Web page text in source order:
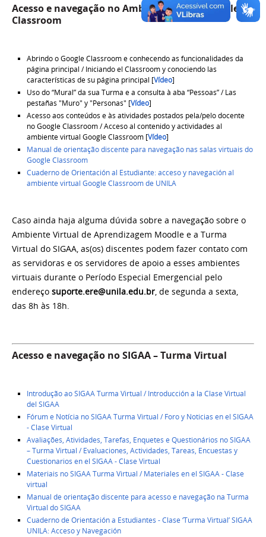
Acesso e navegação no Ambiente Virtual Google
Classroom
Abrindo o Google Classroom e conhecendo as funcionalidades da
página principal / Iniciando el Classroom y conociendo las
características de su página principal [Vídeo]
Uso do “Mural” da sua Turma e a consulta à aba “Pessoas” / Las
pestañas "Muro" y "Personas" [Vídeo]
Acesso aos conteúdos e às atividades postados pela/pelo docente
no Google Classroom / Acceso al contenido y actividades al
ambiente virtual Google Classroom [Vídeo]
Manual de orientação discente para navegação nas salas virtuais do
Google Classroom
Cuaderno de Orientación al Estudiante: acceso y navegación al
ambiente virtual Google Classroom de UNILA
Caso ainda haja alguma dúvida sobre a navegação sobre o
Ambiente Virtual de Aprendizagem Moodle e a Turma
Virtual do SIGAA, as(os) discentes podem fazer contato com
as servidoras e os servidores de apoio a esses ambientes
virtuais durante o Período Especial Emergencial pelo
endereço suporte.ere@unila.edu.br, de segunda a sexta,
das 8h às 18h.
Acesso e navegação no SIGAA – Turma Virtual
Introdução ao SIGAA Turma Virtual / Introducción a la Clase Virtual
del SIGAA
Fórum e Notícia no SIGAA Turma Virtual / Foro y Noticias en el SIGAA
- Clase Virtual
Avaliações, Atividades, Tarefas, Enquetes e Questionários no SIGAA
– Turma Virtual / Evaluaciones, Actividades, Tareas, Encuestas y
Cuestionarios en el SIGAA - Clase Virtual
Materiais no SIGAA Turma Virtual / Materiales en el SIGAA - Clase
virtual
Manual de orientação discente para acesso e navegação na Turma
Virtual do SIGAA
Cuaderno de Orientación a Estudiantes - Clase ‘Turma Virtual’ SIGAA
UNILA: Acceso y Navegación